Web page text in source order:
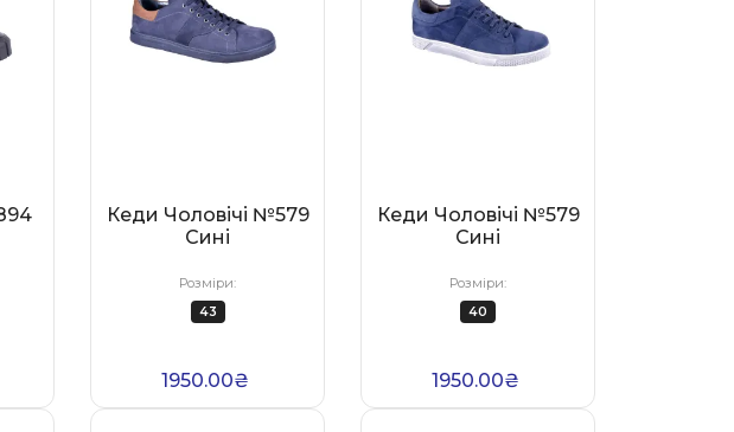
Кеди Чоловічі №579
Сині
Розміри:
43
1950.00₴
Кеди Чоловічі №579
Сині
Розміри:
40
1950.00₴